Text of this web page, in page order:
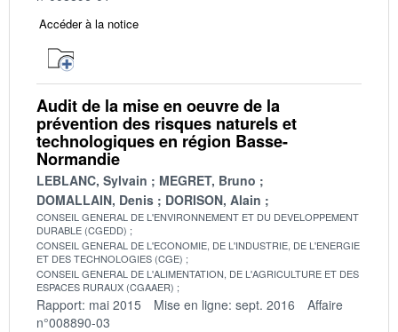
Accéder à la notice
Audit de la mise en oeuvre de la
prévention des risques naturels et
technologiques en région Basse-
Normandie
LEBLANC, Sylvain
MEGRET, Bruno
DOMALLAIN, Denis
DORISON, Alain
CONSEIL GENERAL DE L'ENVIRONNEMENT ET DU DEVELOPPEMENT
DURABLE (CGEDD)
CONSEIL GENERAL DE L'ECONOMIE, DE L'INDUSTRIE, DE L'ENERGIE
ET DES TECHNOLOGIES (CGE)
CONSEIL GENERAL DE L'ALIMENTATION, DE L'AGRICULTURE ET DES
ESPACES RURAUX (CGAAER)
Rapport: mai 2015 Mise en ligne: sept. 2016
Affaire
n°008890-03